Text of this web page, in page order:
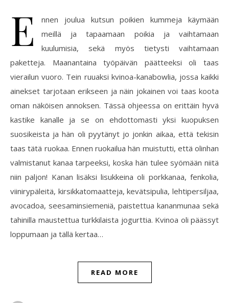
E
nnen joulua kutsun poikien kummeja käymään
meillä ja tapaamaan poikia ja vaihtamaan
kuulumisia, sekä myös tietysti vaihtamaan
paketteja. Maanantaina työpäivän päätteeksi oli taas
vierailun vuoro. Tein ruuaksi kvinoa-kanabowlia, jossa kaikki
ainekset tarjotaan erikseen ja näin jokainen voi taas koota
oman näköisen annoksen. Tässä ohjeessa on erittäin hyvä
kastike kanalle ja se on ehdottomasti yksi kuopuksen
suosikeista ja hän oli pyytänyt jo jonkin aikaa, että tekisin
taas tätä ruokaa. Ennen ruokailua hän muistutti, että olinhan
valmistanut kanaa tarpeeksi, koska hän tulee syömään niitä
niin paljon! Kanan lisäksi lisukkeina oli porkkanaa, fenkolia,
viinirypäleitä, kirsikkatomaatteja, kevätsipulia, lehtipersiljaa,
avocadoa, seesaminsiemeniä, paistettua kananmunaa sekä
tahinilla maustettua turkkilaista jogurttia. Kvinoa oli päässyt
loppumaan ja tällä kertaa…
READ MORE